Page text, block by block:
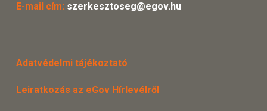
E-mail cím: szerkesztoseg@egov.hu
Adatvédelmi tájékoztató
Leiratkozás az eGov Hírlevélről